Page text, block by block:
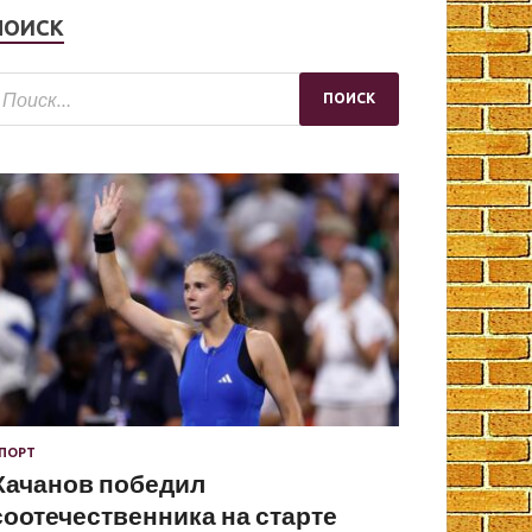
победил
на старте